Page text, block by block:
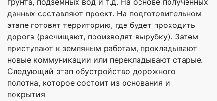
данных составляют проект. На подготовительном
этапе готовят территорию, где будет проходить
дорога (расчищают, производят вырубку). Затем
приступают к земляным работам, прокладывают
новые коммуникации или перекладывают старые.
Следующий этап обустройство дорожного
полотна, которое состоит из основания и
покрытия.